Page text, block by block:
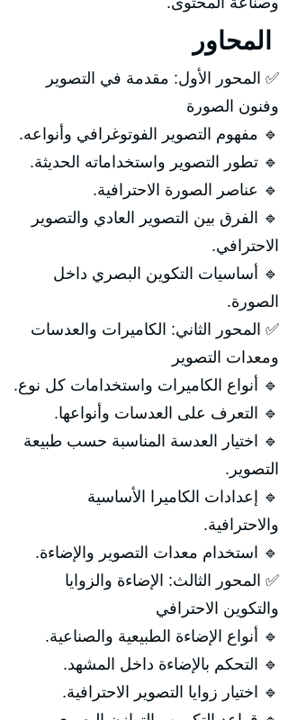
✅ المحور الأول: مقدمة في التصوير
وفنون الصورة
🔹 مفهوم التصوير الفوتوغرافي وأنواعه.
🔹 تطور التصوير واستخداماته الحديثة.
🔹 عناصر الصورة الاحترافية.
🔹 الفرق بين التصوير العادي والتصوير
الاحترافي.
🔹 أساسيات التكوين البصري داخل
الصورة.
✅ المحور الثاني: الكاميرات والعدسات
ومعدات التصوير
🔹 أنواع الكاميرات واستخدامات كل نوع.
🔹 التعرف على العدسات وأنواعها.
🔹 اختيار العدسة المناسبة حسب طبيعة
التصوير.
🔹 إعدادات الكاميرا الأساسية
والاحترافية.
🔹 استخدام معدات التصوير والإضاءة.
✅ المحور الثالث: الإضاءة والزوايا
والتكوين الاحترافي
🔹 أنواع الإضاءة الطبيعية والصناعية.
🔹 التحكم بالإضاءة داخل المشهد.
🔹 اختيار زوايا التصوير الاحترافية.